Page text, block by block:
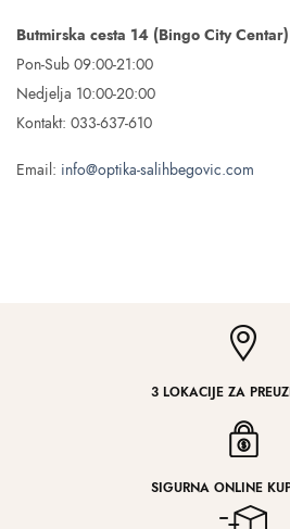
Butmirska cesta 14 (Bingo City
Pon-Sub 09:00-21:00
Nedjelja 10:00-20:00
Kontakt: 033-637-610
Email: info@optika-salihbegovic.com
3 LOKACIJE ZA
SIGURNA ONLINE